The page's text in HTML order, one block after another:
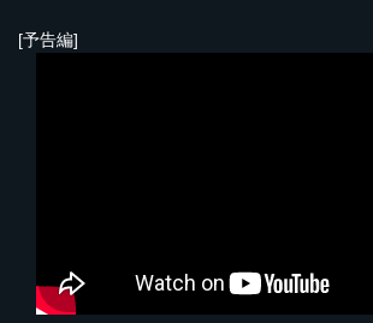
[予告編]